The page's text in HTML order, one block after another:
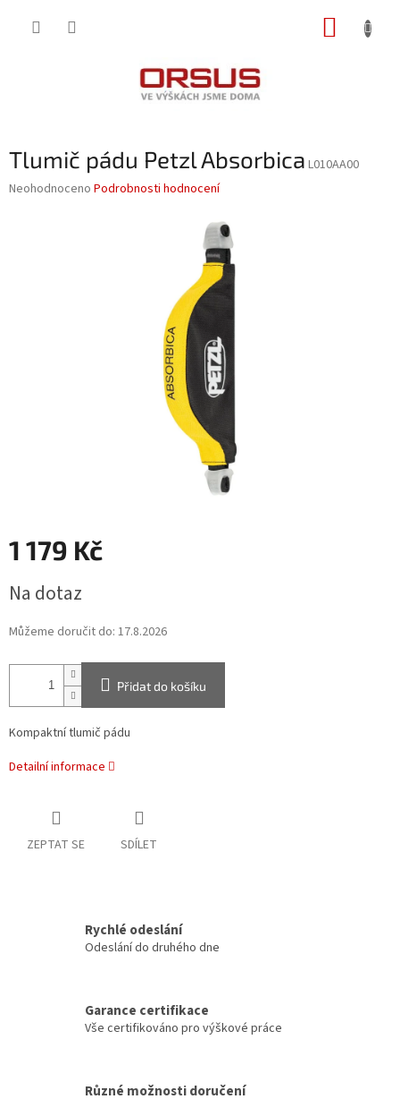
Tlumič pádu Petzl Absorbica L010AA00
Průměrné
Neohodnoceno Podrobnosti hodnocení
1 179 Kč
cena:
Na dotaz
Můžeme doručit do: 17.8.2026
Přidat do košíku
Kompaktní tlumič pádu
Detailní informace
ZEPTAT SE SDÍLET
Rychlé odeslání
Odeslání do druhého dne
Garance certifikace
Vše certifikováno pro výškové práce
Různé možnosti doručení